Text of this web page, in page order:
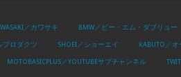
／カワサキ BMW／ビー・エム・ダブリュー
プロダクツ SHOEI／ショーエイ KABUTO／
MOTOBASICPLUS／YOUTUBEサブチャンネル